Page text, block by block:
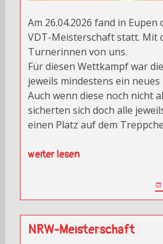
Am 26.04.2026 fand in Eupen
VDT-Meisterschaft statt. Mit
Turnerinnen von uns.
Für diesen Wettkampf war
jeweils mindestens ein
Auch wenn diese noch nicht
sicherten sich doch alle
einen Platz auf dem
weiter lesen
NRW-Meisterschaft